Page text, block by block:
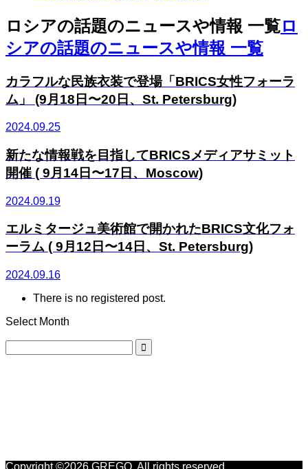
ロシアの話題のニュースや情報 一覧ロ
シアの話題のニュースや情報 一覧
カラフルな民族衣装で登場「BRICS女性フォーラ
ム」 (9月18日〜20日、St. Petersburg)
2024.09.25
新たな情報戦を目指してBRICSメディアサミット
開催 ( 9月14日〜17日、Moscow)
2024.09.19
エルミタージュ美術館で開かれたBRICS文化フォ
ーラム ( 9月12日〜14日、St. Petersburg)
2024.09.16
There is no registered post.
Select Month